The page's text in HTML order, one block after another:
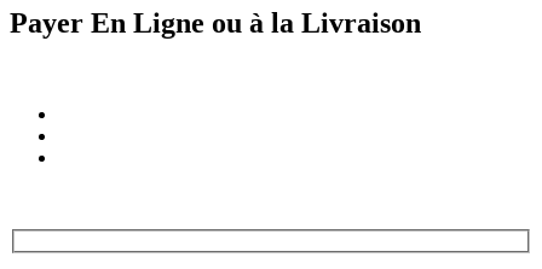
Payer En Ligne ou à la Livraison